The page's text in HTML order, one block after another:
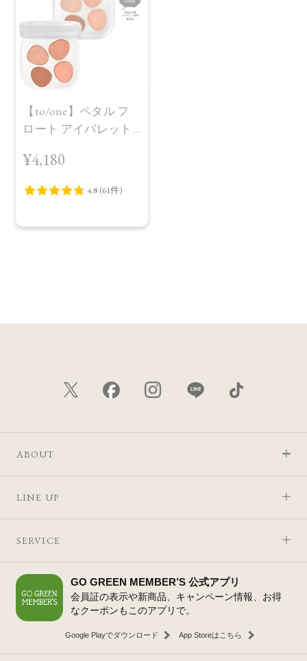
【to/one】ペタル フ
ロート アイパレット
¥4,180
ABOUT
LINE UP
SERVICE
GO GREEN MEMBER’S 公式アプリ
会員証の表示や新商品、キャンペーン情報、お得
なクーポンもこのアプリで。
Google Playでダウンロード App Storeはこちら